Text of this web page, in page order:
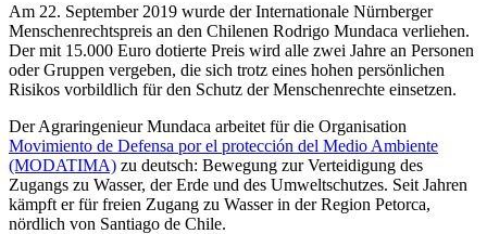
Am 22. September 2019 wurde der Internationale Nürnberger
Menschenrechtspreis an den Chilenen Rodrigo Mundaca verliehen.
Der mit 15.000 Euro dotierte Preis wird alle zwei Jahre an Personen
oder Gruppen vergeben, die sich trotz eines hohen persönlichen
Risikos vorbildlich für den Schutz der Menschenrechte einsetzen.
Der Agraringenieur Mundaca arbeitet für die Organisation
Movimiento de Defensa por el protección del Medio Ambiente
(MODATIMA) zu deutsch: Bewegung zur Verteidigung des
Zugangs zu Wasser, der Erde und des Umweltschutzes. Seit Jahren
kämpft er für freien Zugang zu Wasser in der Region Petorca,
nördlich von Santiago de Chile.